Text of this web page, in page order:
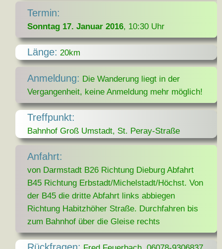
Termin:
Sonntag 17. Januar 2016, 10:30 Uhr
Länge: 20km
Anmeldung: Die Wanderung liegt in der
Vergangenheit, keine Anmeldung mehr möglich!
Treffpunkt:
Bahnhof Groß Umstadt, St. Peray-Straße
Anfahrt:
von Darmstadt B26 Richtung Dieburg Abfahrt
B45 Richtung Erbstadt/Michelstadt/Höchst. Von
der B45 die dritte Abfahrt links abbiegen
Richtung Habitzhöher Straße. Durchfahren bis
zum Bahnhof über die Gleise rechts
Rückfragen: